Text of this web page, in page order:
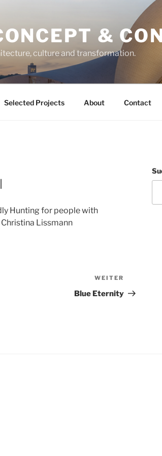
&
culture and transformation.
Selected Projects About Contact
Hunting for people with
Lissmann
Beitrag
WEITER
Blue Eternity